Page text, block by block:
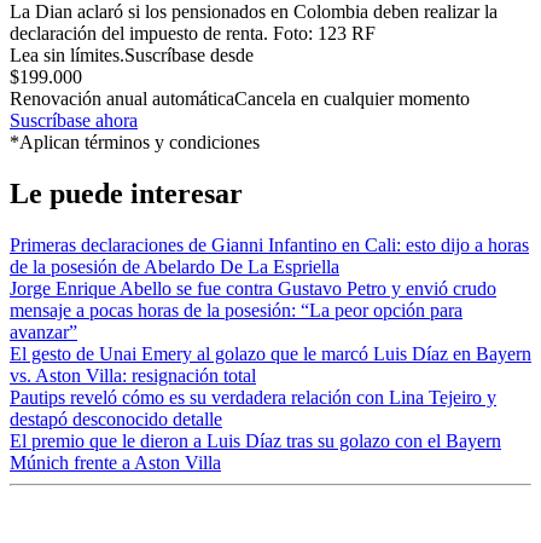
La Dian aclaró si los pensionados en Colombia deben realizar la
declaración del impuesto de renta. Foto: 123 RF
Lea sin límites.Suscríbase desde
$199.000
Renovación anual automáticaCancela en cualquier momento
Suscríbase ahora
*Aplican términos y condiciones
Le puede interesar
Primeras declaraciones de Gianni Infantino en Cali: esto dijo a horas
de la posesión de Abelardo De La Espriella
Jorge Enrique Abello se fue contra Gustavo Petro y envió crudo
mensaje a pocas horas de la posesión: “La peor opción para
avanzar”
El gesto de Unai Emery al golazo que le marcó Luis Díaz en Bayern
vs. Aston Villa: resignación total
Pautips reveló cómo es su verdadera relación con Lina Tejeiro y
destapó desconocido detalle
El premio que le dieron a Luis Díaz tras su golazo con el Bayern
Múnich frente a Aston Villa